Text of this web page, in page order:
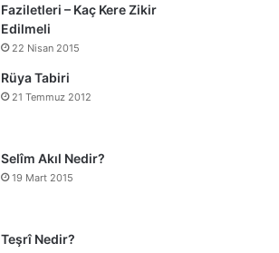
Faziletleri – Kaç Kere Zikir
Edilmeli
22 Nisan 2015
Rüya Tabiri
21 Temmuz 2012
Selîm Akıl Nedir?
19 Mart 2015
Teşrî Nedir?